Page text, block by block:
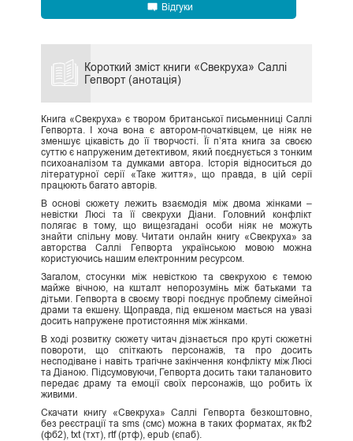
Відгуки
Короткий зміст книги «Свекруха» Саллі
Гепворт (анотація)
Книга «Свекруха» є твором британської письменниці Саллі
Гепворта. І хоча вона є автором-початківцем, це ніяк не
зменшує цікавість до її творчості. Її п’ята книга за своєю
суттю є напруженим детективом, який поєднується з тонким
психоаналізом та думками автора. Історія відноситься до
літературної серії «Таке життя», що правда, в цій серії
працюють багато авторів.
В основі сюжету лежить взаємодія між двома жінками –
невістки Люсі та її свекрухи Діани. Головний конфлікт
полягає в тому, що вищезгадані особи ніяк не можуть
знайти спільну мову. Читати онлайн книгу «Свекруха» за
авторства Саллі Гепворта українською мовою можна
користуючись нашим електронним ресурсом.
Загалом, стосунки між невісткою та свекрухою є темою
майже вічною, на кшталт непорозумінь між батьками та
дітьми. Гепворта в своєму творі поєднує проблему сімейної
драми та екшену. Щоправда, під екшеном мається на увазі
досить напружене протистояння між жінками.
В ході розвитку сюжету читач дізнається про круті сюжетні
повороти, що спіткають персонажів, та про досить
несподіване і навіть трагічне закінчення конфлікту між Люсі
та Діаною. Підсумовуючи, Гепворта досить таки талановито
передає драму та емоції своїх персонажів, що робить їх
живими.
Скачати книгу «Свекруха» Саллі Гепворта безкоштовно,
без реєстрації та sms (смс) можна в таких форматах, як fb2
(фб2), txt (тхт), rtf (ртф), epub (єпаб).